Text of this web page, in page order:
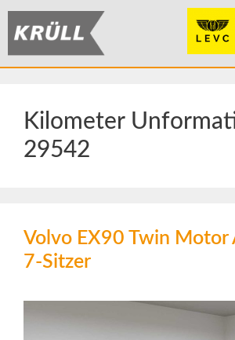
Kilometer
29542
Volvo EX90 Twin Motor
7-Sitzer